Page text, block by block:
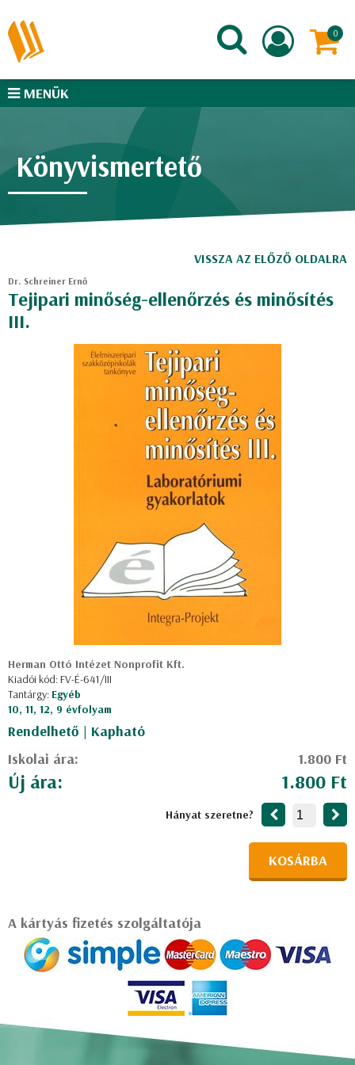
MENÜK
Könyvismertető
VISSZA AZ ELŐZŐ OLDALRA
Dr. Schreiner Ernő
Tejipari minőség-ellenőrzés és minősítés
III.
Herman Ottó Intézet Nonprofit Kft.
Kiadói kód: FV-É-641/III
Tantárgy: Egyéb
10, 11, 12, 9 évfolyam
Rendelhető | Kapható
Iskolai ára:
1.800 Ft
Új ára: 1.800 Ft
Hányat szeretne?
KOSÁRBA
A kártyás fizetés szolgáltatója